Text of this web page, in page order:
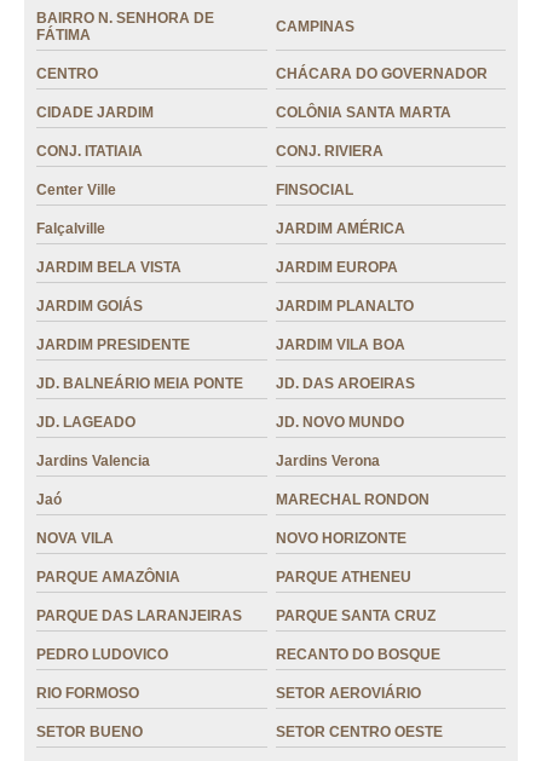
preço de grão de café gourmet Juína
preço de grãos de café especiais SETOR RODOVIÁRIO
loja de café em grãos Vicente Pires
loja de grão de café Água Boa
grão de café moído SETOR SUDOESTE
grãos para café expresso valor CIDADE JARDIM
grãos para café expresso Primavera do Leste
grão de café cru valor VILA MORAES
loja de grão de café expresso SETOR SUDOESTE
loja de grãos para café expresso JD. NOVO MUNDO
grão de café expresso valor SETOR NORTE FERROVIÁRIO
grão de café torrado ST. AEROPORTO
preço de grãos de café 1kg RECANTO DO BOSQUE
grão de café expresso JARDIM GOIÁS
grão de café gourmet valor RIO FORMOSO
preço de grão de café cru Paranatinga
BAIRRO N. SENHORA DE
FÁTIMA
CAMPINAS
CENTRO CHÁCARA DO GOVERNADOR
CIDADE JARDIM COLÔNIA SANTA MARTA
CONJ. ITATIAIA CONJ. RIVIERA
Center Ville FINSOCIAL
Falçalville JARDIM AMÉRICA
JARDIM BELA VISTA JARDIM EUROPA
JARDIM GOIÁS JARDIM PLANALTO
JARDIM PRESIDENTE JARDIM VILA BOA
JD. BALNEÁRIO MEIA PONTE JD. DAS AROEIRAS
JD. LAGEADO JD. NOVO MUNDO
Jardins Valencia Jardins Verona
Jaó MARECHAL RONDON
NOVA VILA NOVO HORIZONTE
PARQUE AMAZÔNIA PARQUE ATHENEU
PARQUE DAS LARANJEIRAS PARQUE SANTA CRUZ
PEDRO LUDOVICO RECANTO DO BOSQUE
RIO FORMOSO SETOR AEROVIÁRIO
SETOR BUENO SETOR CENTRO OESTE